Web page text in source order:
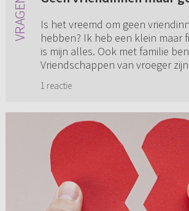
Is het vreemd om geen
hebben? Ik heb een klein maar
is mijn alles. Ook met familie
Vriendschappen van vroeger
1 reactie